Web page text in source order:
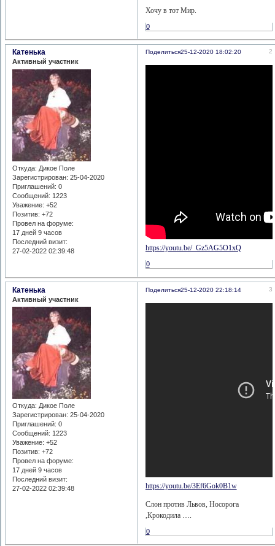
Хочу в тот Мир.
0
Поделиться 2
25-12-2020 18:02:20
Катенька
Активный участник
Откуда: Дикое Поле
Зарегистрирован: 25-04-2020
Приглашений: 0
Сообщений: 1223
Уважение: +52
Позитив: +72
Провел на форуме:
17 дней 9 часов
Последний визит:
27-02-2022 02:39:48
https://youtu.be/_Gz5AG5O1xQ
0
Поделиться 3
25-12-2020 22:18:14
Катенька
Активный участник
Откуда: Дикое Поле
Зарегистрирован: 25-04-2020
Приглашений: 0
Сообщений: 1223
Уважение: +52
Позитив: +72
Провел на форуме:
17 дней 9 часов
Последний визит:
27-02-2022 02:39:48
https://youtu.be/3Ef6Gok0B1w
Слон против Львов, Носорога
,Крокодила ….
0